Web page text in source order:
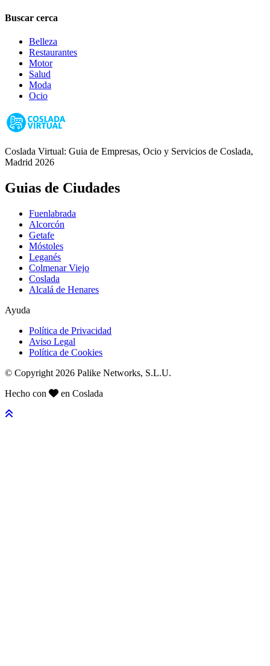
Buscar cerca
Belleza
Restaurantes
Motor
Salud
Moda
Ocio
Coslada Virtual: Guia de Empresas, Ocio y Servicios de Coslada,
Madrid 2026
Guias de Ciudades
Fuenlabrada
Alcorcón
Getafe
Móstoles
Leganés
Colmenar Viejo
Coslada
Alcalá de Henares
Ayuda
Política de Privacidad
Aviso Legal
Política de Cookies
© Copyright 2026 Palike Networks, S.L.U.
Hecho con
en Coslada